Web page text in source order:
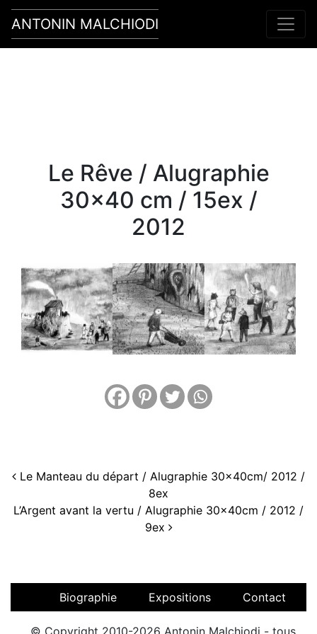
Main Navigation
ANTONIN MALCHIODI
Le Rêve / Alugraphie
30×40 cm / 15ex /
2012
Navigation
Le Manteau du départ / Alugraphie 30x40cm/ 2012 /
8ex
L’Argent avant la vertu / Alugraphie 30x40cm / 2012 /
9ex
Biographie Expositions Contact
© Copyright 2010-2026 Antonin Malchiodi - tous